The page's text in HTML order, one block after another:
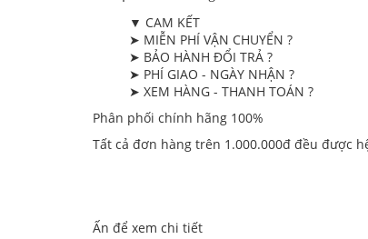
▼ CAM KẾT
➤ MIỄN PHÍ VẬN CHUYỂN ?
➤ BẢO HÀNH ĐỔI TRẢ ?
➤ PHÍ GIAO - NGÀY NHẬN ?
➤ XEM HÀNG - THANH TOÁN ?
Phân phối chính hãng 100%
Tất cả đơn hàng trên 1.000.000đ đều được
Ấn để xem chi tiết